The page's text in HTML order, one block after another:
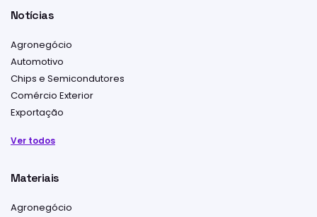
Notícias
Agronegócio
Automotivo
Chips e Semicondutores
Comércio Exterior
Exportação
Ver todos
Materiais
Agronegócio